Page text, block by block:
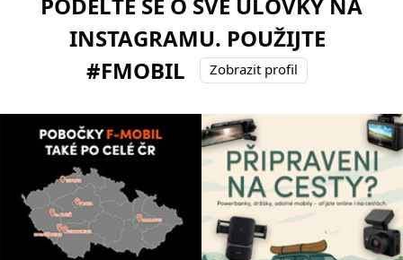
INSTAGRAMU. POUŽIJTE
#FMOBIL
Zobrazit profil